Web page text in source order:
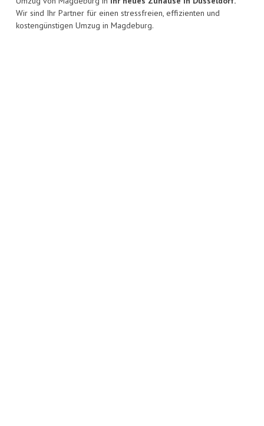
Wir sind Ihr Partner für einen stressfreien, effizienten und
kostengünstigen Umzug in Magdeburg.